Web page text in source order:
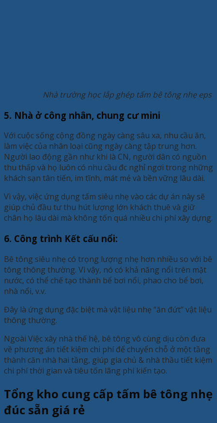
Nhà trường học lắp ghép tấm bê tông nhẹ eps
5. Nhà ở công nhân, chung cư mini
Với cuộc sống cộng đồng ngày càng sâu xa, nhu cầu ăn,
làm việc của nhân loại cũng ngày càng tập trung hơn.
Người lao động gần như khi là CN, người dân có nguồn
thu thấp và họ luôn có nhu cầu đc nghỉ ngơi trong những
khách sạn tân tiến, im tĩnh, mát mẻ và bền vững lâu dài.
Vì vậy, việc ứng dụng tấm siêu nhẹ vào các dự án này sẽ
giúp chủ đầu tư thu hút lượng lớn khách thuê và giữ
chân họ lâu dài mà không tốn quá nhiều chi phí xây dựng.
6. Công trình Kết cấu nổi:
Bê tông siêu nhẹ có trọng lượng nhẹ hơn nhiều so với bê
tông thông thường. Vì vậy, nó có khả năng nổi trên mặt
nước, có thể chế tạo thành bể bơi nổi, phao cho bể bơi,
nhà nổi, v.v.
Đây là ứng dụng đặc biệt mà vật liệu nhẹ “ăn đứt” vật liệu
thông thường.
Ngoài Việc xây nhà thế hệ, bê tông vô cùng dịu còn đưa
về phương án tiết kiệm chi phí để chuyển chỗ ở một tầng
thành căn nhà hai tầng, giúp gia chủ & nhà thầu tiết kiệm
chi phí thời gian và tiêu tốn lãng phí kiến tạo.
Tổng kho cung cấp tấm bê tông nhẹ
đúc sẵn giá rẻ